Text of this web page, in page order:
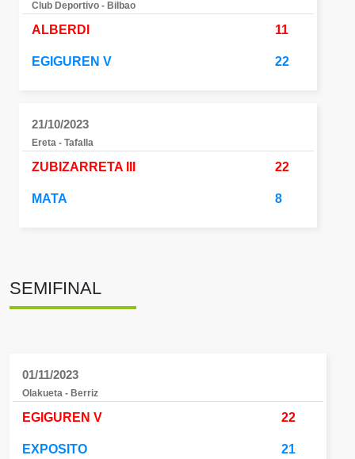
Club Deportivo - Bilbao
ALBERDI 11
EGIGUREN V 22
21/10/2023
Ereta - Tafalla
ZUBIZARRETA III 22
MATA 8
SEMIFINAL
01/11/2023
Olakueta - Berriz
EGIGUREN V 22
EXPOSITO 21